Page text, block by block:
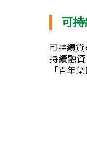
可
可持續
持續融
「百年葉